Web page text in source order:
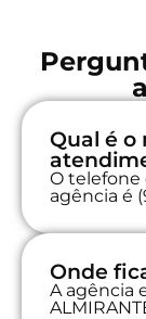
Qual é o
O
agência é
Onde
A agência